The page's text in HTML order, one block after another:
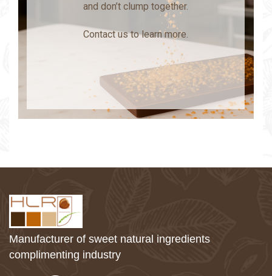
and don’t clump together.
Contact us to learn more.
Manufacturer of sweet natural ingredients
complimenting industry